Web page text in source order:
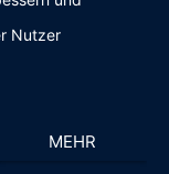
Nutzer
MEHR